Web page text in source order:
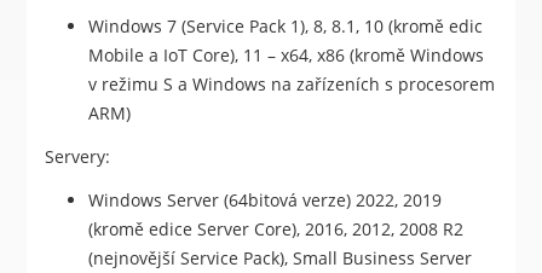
Windows 7 (Service Pack 1), 8, 8.1, 10 (kromě edic
Mobile a IoT Core), 11 – x64, x86 (kromě Windows
v režimu S a Windows na zařízeních s procesorem
ARM)
Servery:
Windows Server (64bitová verze) 2022, 2019
(kromě edice Server Core), 2016, 2012, 2008 R2
(nejnovější Service Pack), Small Business Server